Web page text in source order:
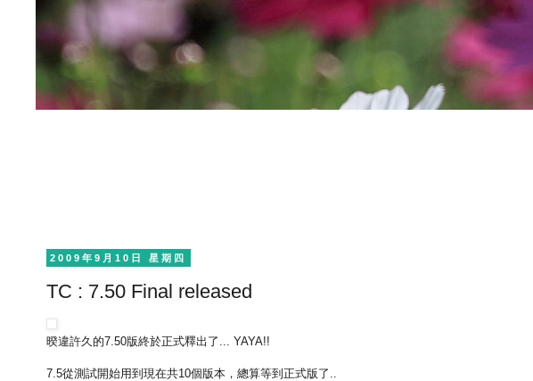
2009年9月10日 星期四
TC : 7.50 Final released
暌違許久的7.50版終於正式釋出了... YAYA!!
7.5從測試開始用到現在共10個版本，總算等到正式版了..